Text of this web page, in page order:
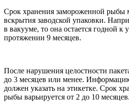
Срок хранения замороженной рыбы
вскрытия заводской упаковки.
в вакууме, то она остается годной
протяжении 9 месяцев.
После нарушения целостности
до 3 месяцев или менее.
должен указать на этикетке. Срок
рыбы варьируется от 2 до 10 месяцев.